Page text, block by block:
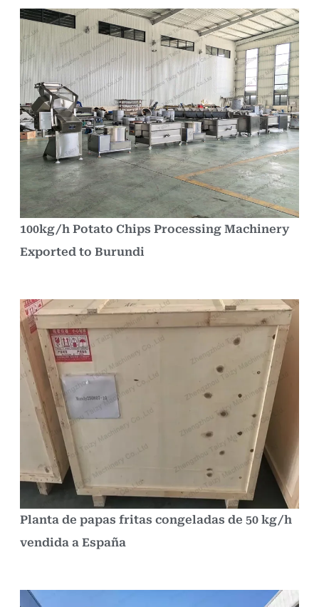
100kg/h Potato Chips Processing Machinery
Exported to Burundi
Planta de papas fritas congeladas de 50 kg/h
vendida a España